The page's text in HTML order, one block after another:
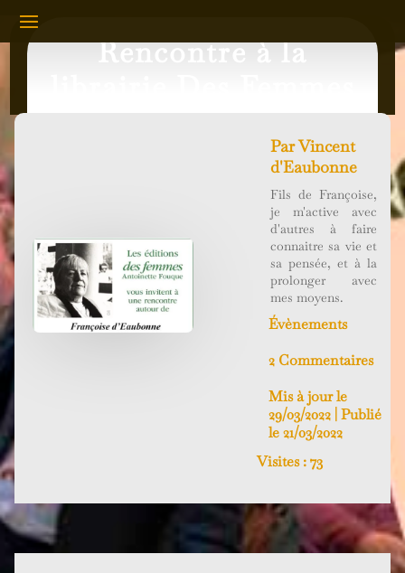
Rencontre à la
ParVincent
d'Eaubonne
Fils de Françoise,
je m'active avec
d'autres à faire
connaitre sa vie et
sa pensée, et à la
prolonger avec
mes moyens.
Évènements
2 Commentaires
Mis à jour le
29/03/2022 | Publié
le 21/03/2022
Visites : 73